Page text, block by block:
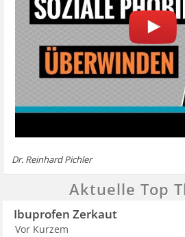
Dr. Reinhard Pichler
Aktuelle Top
Ibuprofen Zerkaut
Vor Kurzem